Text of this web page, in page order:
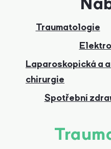
Traumatologie
Laparoskopická a
chirurgie
Spotřební